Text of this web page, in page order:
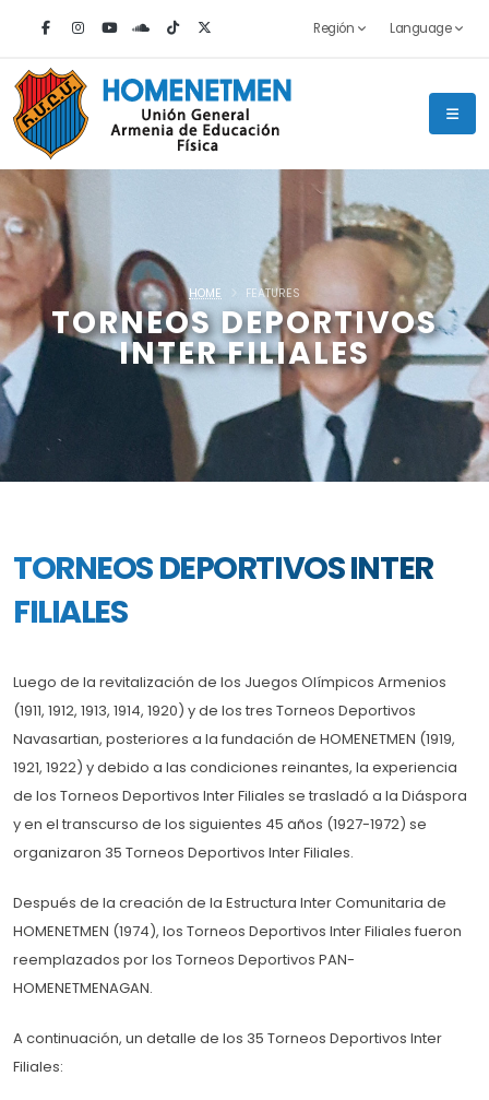
Región Language
TORNEOS DEPORTIVOS
INTER FILIALES
HOME FEATURES
TORNEOS DEPORTIVOS INTER
FILIALES
Luego de la revitalización de los Juegos Olímpicos Armenios
(1911, 1912, 1913, 1914, 1920) y de los tres Torneos Deportivos
Navasartian, posteriores a la fundación de HOMENETMEN (1919,
1921, 1922) y debido a las condiciones reinantes, la experiencia
de los Torneos Deportivos Inter Filiales se trasladó a la Diáspora
y en el transcurso de los siguientes 45 años (1927-1972) se
organizaron 35 Torneos Deportivos Inter Filiales.
Después de la creación de la Estructura Inter Comunitaria de
HOMENETMEN (1974), los Torneos Deportivos Inter Filiales fueron
reemplazados por los Torneos Deportivos PAN-
HOMENETMENAGAN.
A continuación, un detalle de los 35 Torneos Deportivos Inter
Filiales: